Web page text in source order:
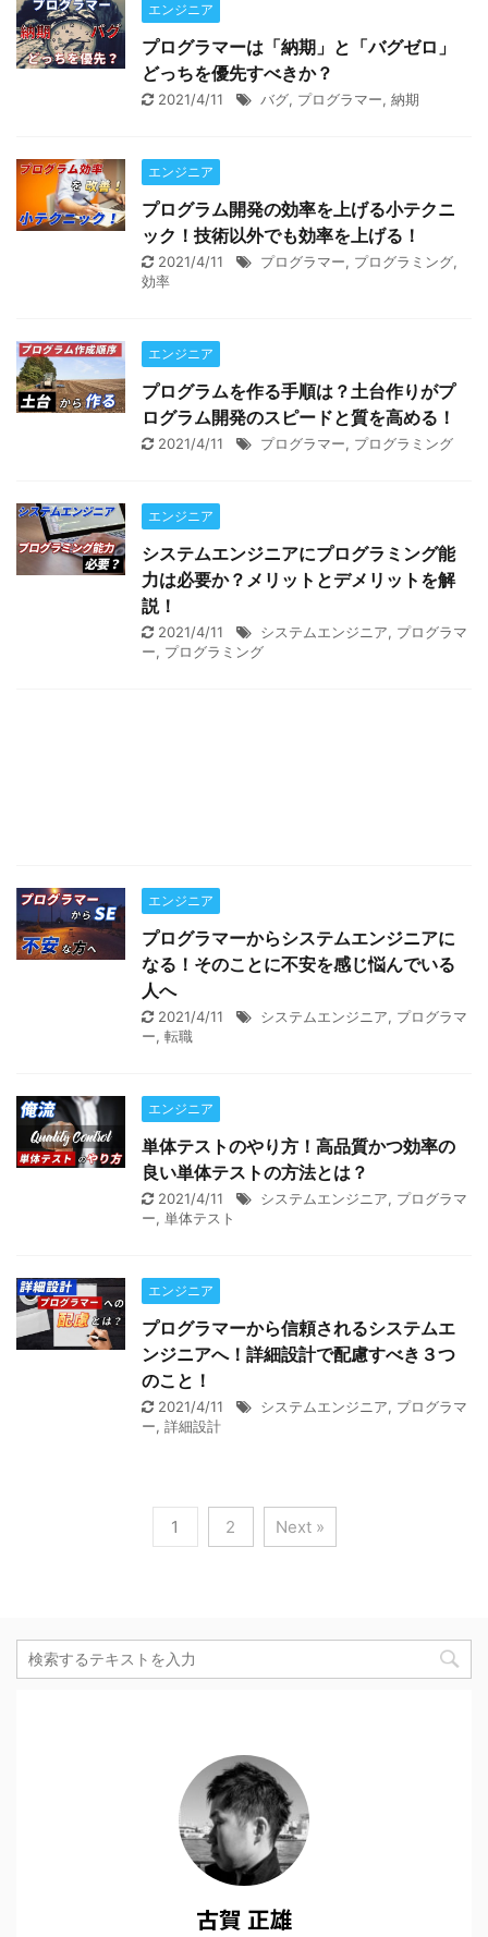
エンジニア
プログラマーは「納期」と「バグゼロ」
どっちを優先すべきか？
2021/4/11 バグ, プログラマー, 納期
エンジニア
プログラム開発の効率を上げる小テクニ
ック！技術以外でも効率を上げる！
2021/4/11 プログラマー, プログラミング,
効率
エンジニア
プログラムを作る手順は？土台作りがプ
ログラム開発のスピードと質を高める！
2021/4/11 プログラマー, プログラミング
エンジニア
システムエンジニアにプログラミング能
力は必要か？メリットとデメリットを解
説！
2021/4/11 システムエンジニア, プログラマ
ー, プログラミング
エンジニア
プログラマーからシステムエンジニアに
なる！そのことに不安を感じ悩んでいる
人へ
2021/4/11 システムエンジニア, プログラマ
ー, 転職
エンジニア
単体テストのやり方！高品質かつ効率の
良い単体テストの方法とは？
2021/4/11 システムエンジニア, プログラマ
ー, 単体テスト
エンジニア
プログラマーから信頼されるシステムエ
ンジニアへ！詳細設計で配慮すべき３つ
のこと！
2021/4/11 システムエンジニア, プログラマ
ー, 詳細設計
1 2 Next »
古賀 正雄